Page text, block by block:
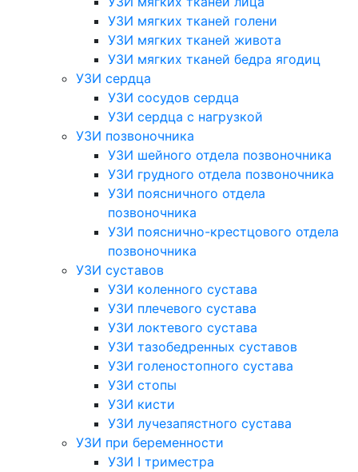
УЗИ мягких тканей голени
УЗИ мягких тканей живота
УЗИ мягких тканей бедра ягодиц
УЗИ сердца
УЗИ сосудов сердца
УЗИ сердца с нагрузкой
УЗИ позвоночника
УЗИ шейного отдела позвоночника
УЗИ грудного отдела позвоночника
УЗИ поясничного отдела
позвоночника
УЗИ пояснично-крестцового отдела
позвоночника
УЗИ суставов
УЗИ коленного сустава
УЗИ плечевого сустава
УЗИ локтевого сустава
УЗИ тазобедренных суставов
УЗИ голеностопного сустава
УЗИ стопы
УЗИ кисти
УЗИ лучезапястного сустава
УЗИ при беременности
УЗИ I триместра